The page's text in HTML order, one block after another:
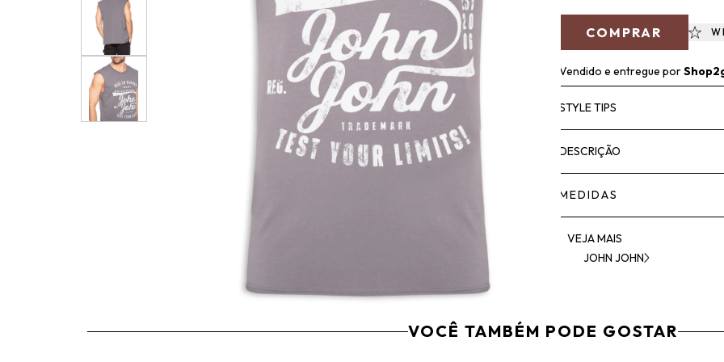
COMPRAR
Vendido e entregue por
STYLE TIPS
DESCRIÇÃO
MEDIDAS
VEJA MAIS
JOHN JOHN
VOCÊ TAMBÉM PODE GOSTAR